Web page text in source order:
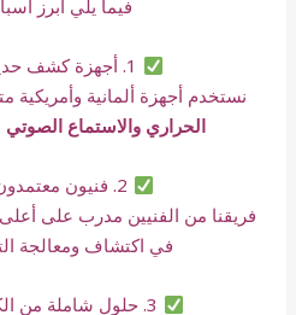
فيما يلي أبرز
نستخدم أجهزة ألمانية وأمريكية
الحراري والاستماع الصوتي
فريقنا من الفنيين مدرب على
في اكتشاف ومعالجة